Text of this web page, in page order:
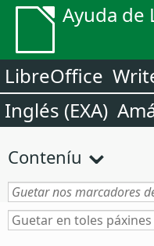
Ayuda de
LibreOffice
Inglés (EXA)
Conteníu